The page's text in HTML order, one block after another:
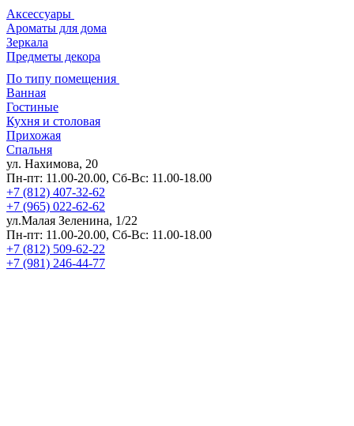
Аксессуары
Ароматы для дома
Зеркала
Предметы декора
По типу помещения
Ванная
Гостиные
Кухня и столовая
Прихожая
Спальня
ул. Нахимова, 20
Пн-пт: 11.00-20.00, Сб-Вс: 11.00-18.00
+7 (812) 407-32-62
+7 (965) 022-62-62
ул.Малая Зеленина, 1/22
Пн-пт: 11.00-20.00, Сб-Вс: 11.00-18.00
+7 (812) 509-62-22
+7 (981) 246-44-77